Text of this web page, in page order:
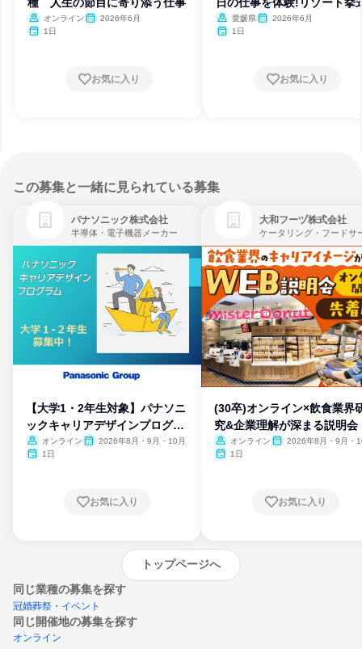
種 人生の節目に寄り添う仕事
オンライン
2026年6月
1日
お気に入り
日の仕事を体験!リゾート挙
愛媛県
2026年6月
1日
お気に入り
この募集と一緒に見られている募集
パナソニック株式会社
半導体・電子機器メーカー
【大学1・2年生対象】パナソニ
ックキャリアデザインプログラ
ム
オンライン
2026年8月・9月・10月
1日
お気に入り
大和フーヅ株式会社
(30卒)オンライン×飲食業界
究&企業理解が深まる説明会
オンライン
2026年8月・9月・
1日
お気に入り
トップページへ
同じ業種の募集を探す
冠婚葬祭・イベント
同じ開催地の募集を探す
オンライン